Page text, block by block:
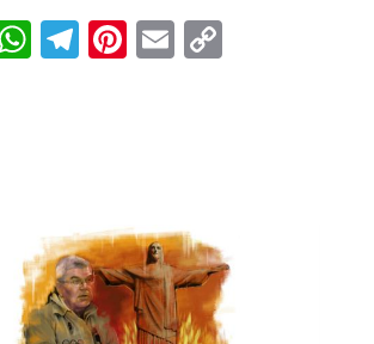
WhatsApp
Telegram
Pinterest
EmailCopy